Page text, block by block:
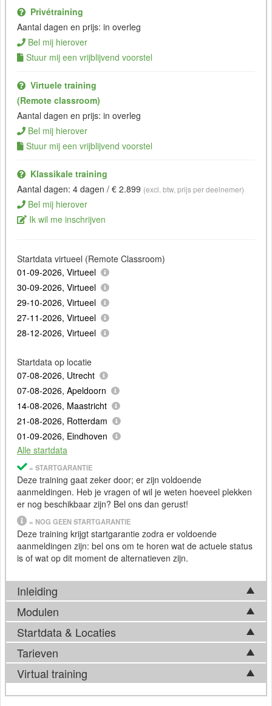
Privétraining
Aantal dagen en prijs: in overleg
Bel mij hierover
Stuur mij een vrijblijvend voorstel
Virtuele training
(Remote classroom)
Aantal dagen en prijs: in overleg
Bel mij hierover
Stuur mij een vrijblijvend voorstel
Klassikale training
Aantal dagen: 4 dagen / € 2.899 (excl. btw, prijs per deelnemer)
Bel mij hierover
Ik wil me inschrijven
Startdata virtueel (Remote Classroom)
01-09-2026, Virtueel
30-09-2026, Virtueel
29-10-2026, Virtueel
27-11-2026, Virtueel
28-12-2026, Virtueel
Startdata op locatie
07-08-2026, Utrecht
07-08-2026, Apeldoorn
14-08-2026, Maastricht
21-08-2026, Rotterdam
01-09-2026, Eindhoven
Alle startdata
= STARTGARANTIE
Deze training gaat zeker door; er zijn voldoende
aanmeldingen. Heb je vragen of wil je weten hoeveel plekken
er nog beschikbaar zijn? Bel ons dan gerust!
= NOG GEEN STARTGARANTIE
Deze training krijgt startgarantie zodra er voldoende
aanmeldingen zijn: bel ons om te horen wat de actuele status
is of wat op dit moment de alternatieven zijn.
Inleiding
Tijdens de Cursus shell scripting
Systeembeheerders die scripts maken voor complexe taken
en deze ook willen beveiligen is een lastige kwestie. De shell
(dat ook vaak wordt gebruikt met
systeembeheerder vele mogelijkheden om deze beveiligde en
complexe scripts te ontwikkelen. Tijdens de Cursus shell
Modulen
Tijdens de Cursus shell scripting komen de volgende
onderwerpen aan bod:
Overzicht verschillende shells
Gevorderde mogelijkheden van I/O redirection
Functies
Startdata & Locaties
Kies uit 6 locatie(s) in Nederland. Ook beschikbaar in
Antwerpen.
Tarieven
Tarief
Virtual training
Wil je de door jou gewenste training lievervirtueel(online)